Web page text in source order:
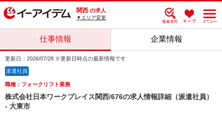
関西 の求人
▼エリア変更
仕事情報 企業情報
更新日：2026/07/28 ※更新日時点の最新情報です
派遣社員
職種：フォークリフト業務
株式会社日本ワークプレイス関西/676の求人情報詳細（派遣社員）
- 大東市